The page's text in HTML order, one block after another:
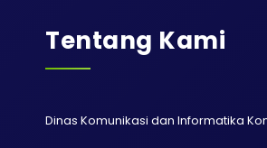
Tentang Kami
Dinas Komunikasi dan Informatika